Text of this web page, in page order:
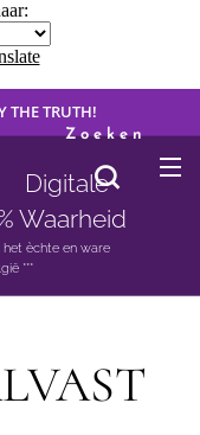
THE TRUTH!
Digitale
Waarheid
het èchte en ware
***
Zoeken